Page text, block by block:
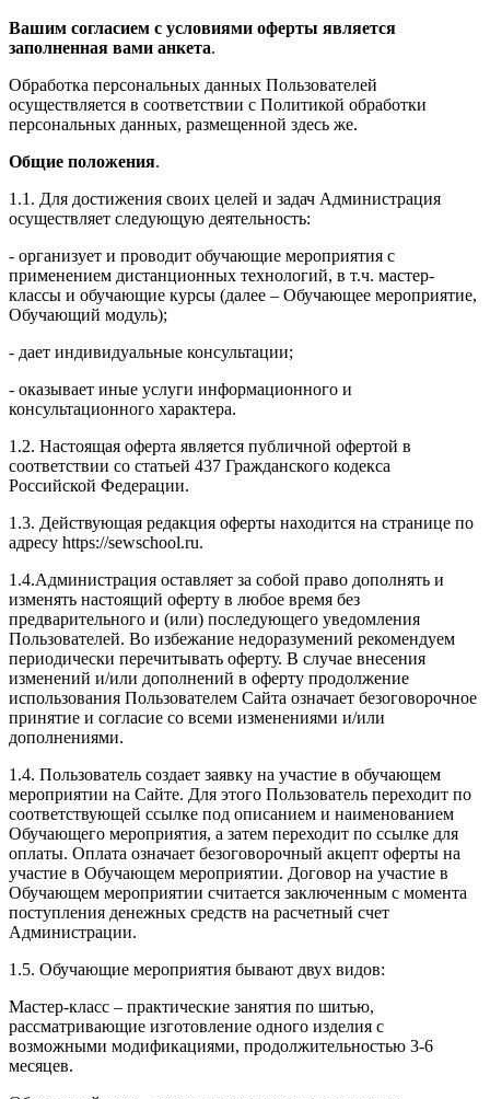
Вашим согласием с условиями оферты является
заполненная вами анкета.
Обработка персональных данных Пользователей
осуществляется в соответствии с Политикой обработки
персональных данных, размещенной здесь же.
Общие положения.
1.1. Для достижения своих целей и задач Администрация
осуществляет следующую деятельность:
- организует и проводит обучающие мероприятия с
применением дистанционных технологий, в т.ч. мастер-
классы и обучающие курсы (далее – Обучающее мероприятие,
Обучающий модуль);
- дает индивидуальные консультации;
- оказывает иные услуги информационного и
консультационного характера.
1.2. Настоящая оферта является публичной офертой в
соответствии со статьей 437 Гражданского кодекса
Российской Федерации.
1.3. Действующая редакция оферты находится на странице по
адресу https://sewschool.ru.
1.4.Администрация оставляет за собой право дополнять и
изменять настоящий оферту в любое время без
предварительного и (или) последующего уведомления
Пользователей. Во избежание недоразумений рекомендуем
периодически перечитывать оферту. В случае внесения
изменений и/или дополнений в оферту продолжение
использования Пользователем Сайта означает безоговорочное
принятие и согласие со всеми изменениями и/или
дополнениями.
1.4. Пользователь создает заявку на участие в обучающем
мероприятии на Сайте. Для этого Пользователь переходит по
соответствующей ссылке под описанием и наименованием
Обучающего мероприятия, а затем переходит по ссылке для
оплаты. Оплата означает безоговорочный акцепт оферты на
участие в Обучающем мероприятии. Договор на участие в
Обучающем мероприятии считается заключенным с момента
поступления денежных средств на расчетный счет
Администрации.
1.5. Обучающие мероприятия бывают двух видов:
Мастер-класс – практические занятия по шитью,
рассматривающие изготовление одного изделия с
возможными модификациями, продолжительностью 3-6
месяцев.